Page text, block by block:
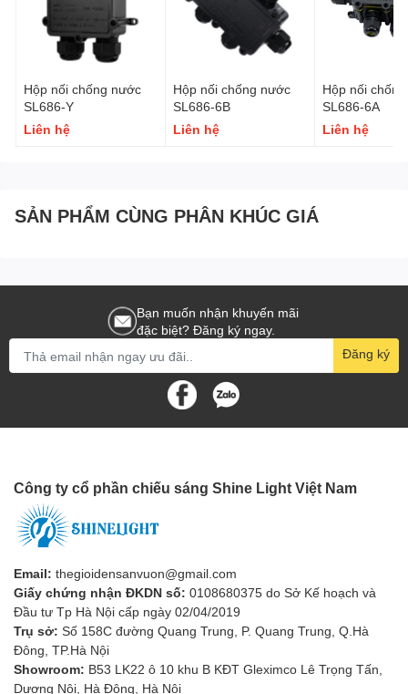
Hộp nối chống nước
SL686-Y
Liên hệ
Hộp nối chống nước
SL686-6B
Liên hệ
Hộp nối
SL686-6A
Liên hệ
SẢN PHẨM CÙNG PHÂN KHÚC GIÁ
Bạn muốn nhận khuyến mãi
đặc biệt? Đăng ký ngay.
Đăng ký
Công ty cổ phần chiếu sáng Shine Light Việt Nam
Email: thegioidensanvuon@gmail.com
Giấy chứng nhận ĐKDN số: 0108680375 do Sở Kế hoạch và
Đầu tư Tp Hà Nội cấp ngày 02/04/2019
Trụ sở: Số 158C đường Quang Trung, P. Quang Trung, Q.Hà
Đông, TP.Hà Nội
Showroom: B53 LK22 ô 10 khu B KĐT Gleximco Lê Trọng Tấn,
Dương Nội, Hà Đông, Hà Nội